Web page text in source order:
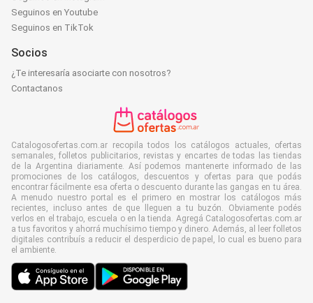
Seguinos en Youtube
Seguinos en TikTok
Socios
¿Te interesaría asociarte con nosotros?
Contactanos
Catalogosofertas.com.ar recopila todos los catálogos actuales, ofertas
semanales, folletos publicitarios, revistas y encartes de todas las tiendas
de la Argentina diariamente. Así podemos mantenerte informado de las
promociones de los catálogos, descuentos y ofertas para que podás
encontrar fácilmente esa oferta o descuento durante las gangas en tu área.
A menudo nuestro portal es el primero en mostrar los catálogos más
recientes, incluso antes de que lleguen a tu buzón. Obviamente podés
verlos en el trabajo, escuela o en la tienda. Agregá Catalogosofertas.com.ar
a tus favoritos y ahorrá muchísimo tiempo y dinero. Además, al leer folletos
digitales contribuís a reducir el desperdicio de papel, lo cual es bueno para
el ambiente.